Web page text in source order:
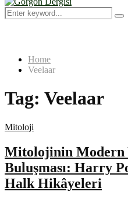
Menu
Search
for:
Home
Veelaar
Tag: Veelaar
Mitoloji
Mitolojinin Modern
Buluşması: Harry
Halk Hikâyeleri